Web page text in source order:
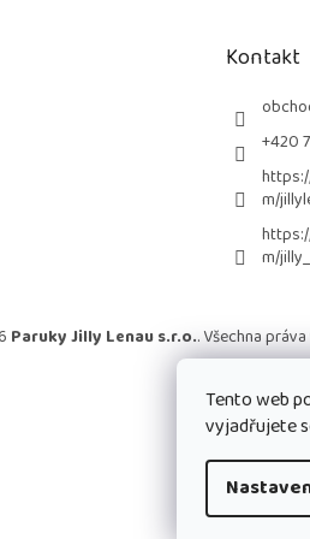
Tento web
vyjadřujete
Kontakt
+420
m/
m/
Paruky Jilly Lenau s.r.o.. Všechna